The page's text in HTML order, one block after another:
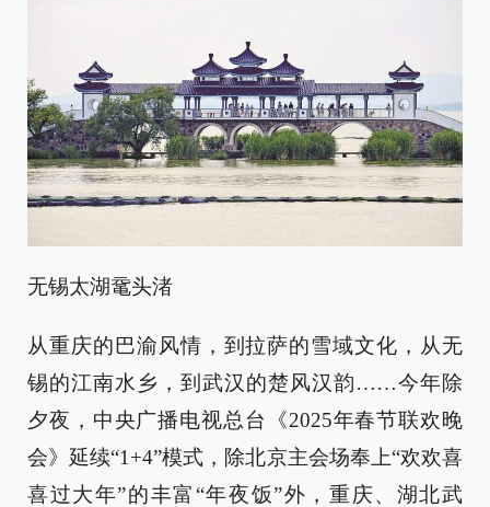
无锡太湖鼋头渚
从重庆的巴渝风情，到拉萨的雪域文化，从无
锡的江南水乡，到武汉的楚风汉韵……今年除
夕夜，中央广播电视总台《2025年春节联欢晚
会》延续“1+4”模式，除北京主会场奉上“欢欢喜
喜过大年”的丰富“年夜饭”外，重庆、湖北武